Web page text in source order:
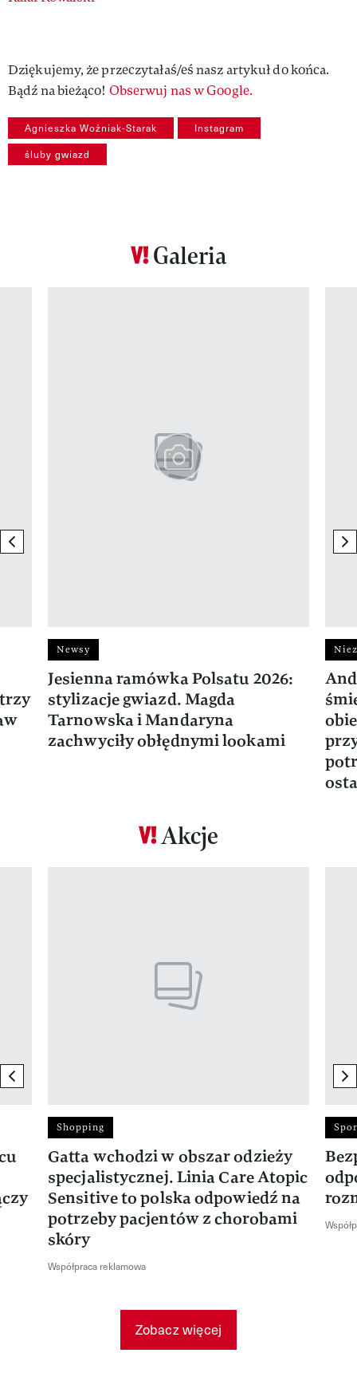
Dziękujemy, że przeczytałaś/eś nasz artykuł do końca.
Bądź na bieżąco! Obserwuj nas w Google.
Agnieszka Woźniak-Starak Instagram
śluby gwiazd
Galeria
previous element
Newsy
Jesienna ramówka Polsatu 2026:
stylizacje gwiazd. Magda
Tarnowska i Mandaryna
zachwyciły obłędnymi lookami
Akcje
previous element
Shopping
Gatta wchodzi w obszar odzieży
specjalistycznej. Linia Care Atopic
Sensitive to polska odpowiedź na
potrzeby pacjentów z chorobami
skóry
Współpraca reklamowa
Zobacz więcej